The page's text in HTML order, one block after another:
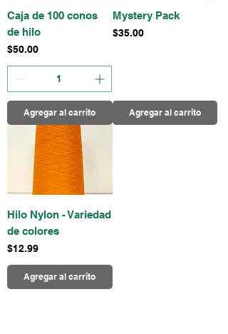
Caja de 100 conos
de hilo
Precio
$50.00
Agregar al carrito
Mystery Pack
Precio
$35.00
Agregar al carrito
Hilo Nylon - Variedad
de colores
Precio
$12.99
Agregar al carrito